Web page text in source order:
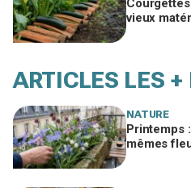
vieux
ARTICLES LES +
NATURE
Printemps
mêmes